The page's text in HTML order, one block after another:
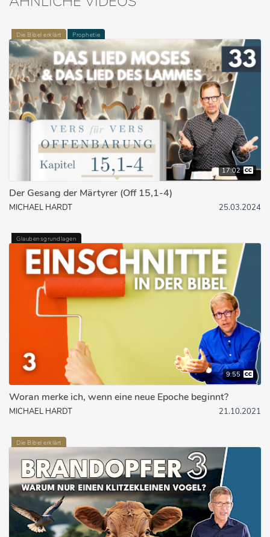
Die Bibel erklärt Prophetie
17:02
Der Gesang der Märtyrer (Off 15,1-4)
MICHAEL HARDT 25.03.2024
Glaubensgrundlagen
9:55
Woran merke ich, wenn eine neue Epoche beginnt?
MICHAEL HARDT 21.10.2021
Die Bibel erklärt